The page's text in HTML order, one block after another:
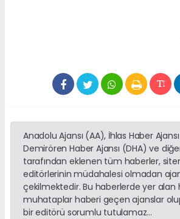
Anadolu Ajansı (AA), İhlas Haber
Demirören Haber Ajansı (DHA) ve
tarafından eklenen tüm haberler,
editörlerinin müdahalesi olmadan
çekilmektedir. Bu haberlerde yer alan
muhataplar haberi geçen ajanslar
bir editörü sorumlu tutulamaz...